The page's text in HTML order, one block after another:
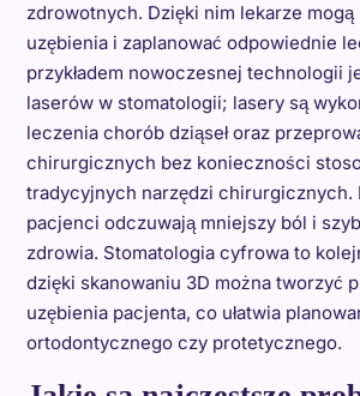
zdrowotnych. Dzięki nim lekarze
uzębienia i zaplanować odpowiednie
przykładem nowoczesnej technologii
laserów w stomatologii; lasery są
leczenia chorób dziąseł oraz
chirurgicznych bez konieczności
tradycyjnych narzędzi chirurgicznych.
pacjenci odczuwają mniejszy ból i
zdrowia. Stomatologia cyfrowa to
dzięki skanowaniu 3D można tworzyć
uzębienia pacjenta, co ułatwia
ortodontycznego czy protetycznego.